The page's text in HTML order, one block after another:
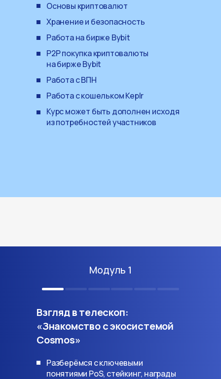
Работа на бирже Bybit
P2P покупка криптовалюты
на бирже Bybit
Основы криптовалют
Хранение и безопасность
Работа с ВПН
Работа с кошельком Keplr
Курс может быть дополнен исходя
из потребностей участников
Взгляд в телескоп:
«Знакомство с экосистемой
Cosmos»
Разберёмся с ключевыми
понятиями PoS, стейкинг, награды
Модуль 1